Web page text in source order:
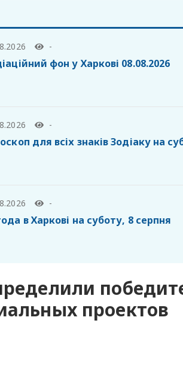
-
фон у Харкові 08.08.2026
-
для всіх знаків Зодіаку на
-
в Харкові на суботу, 8 серпня
проектов